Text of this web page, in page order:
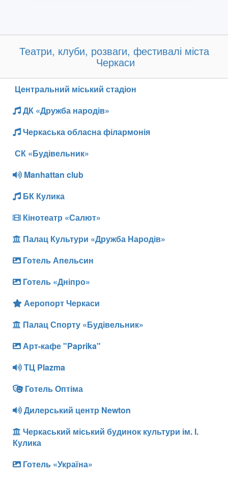
Театри, клуби, розваги, фестивалі міста
Черкаси
Центральний міський стадіон
ДК «Дружба народів»
Черкаська обласна філармонія
СК «Будівельник»
Manhattan club
БК Кулика
Кінотеатр «Салют»
Палац Культури «Дружба Народів»
Готель Апельсин
Готель «Дніпро»
Аеропорт Черкаси
Палац Спорту «Будівельник»
Арт-кафе "Paprika"
ТЦ Plazma
Готель Оптіма
Дилерський центр Newton
Черкаський міський будинок культури ім. І.
Кулика
Готель «Україна»